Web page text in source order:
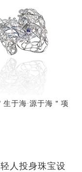
于海·源于海＂项
人投身珠宝设